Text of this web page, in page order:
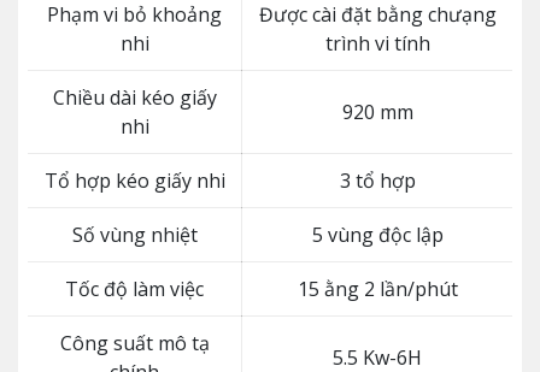
Phạm vi bỏ khoảng
nhi
Được cài đặt bằng chưạng
trình vi tính
Chiều dài kéo giấy
nhi
920 mm
Tổ hợp kéo giấy nhi 3 tổ hợp
Số vùng nhiệt 5 vùng độc lập
Tốc độ làm việc 15 ằng 2 lần/phút
Công suất mô tạ
5.5 Kw-6H